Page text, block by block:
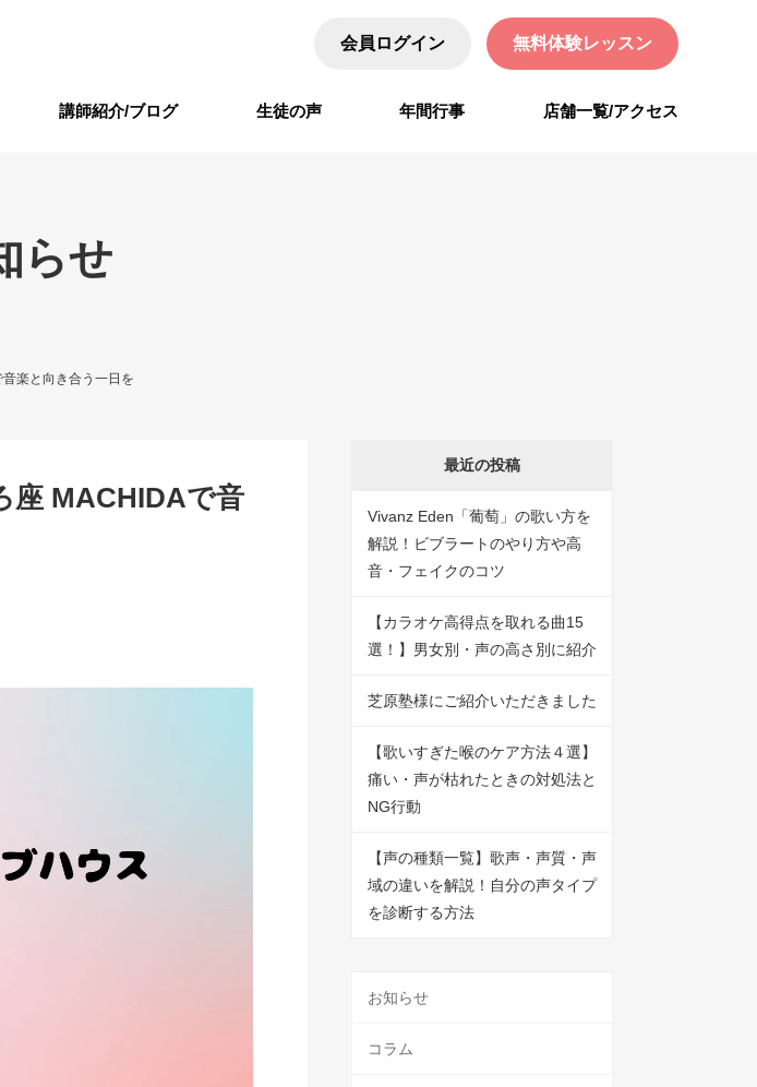
会員ログイン 無料体験レッスン
講師紹介/ブログ 生徒の声 年間行事 店舗一覧/アクセス
らせ
楽と向き合う一日を
座 MACHIDAで音
最近の投稿
Vivanz Eden「葡萄」の歌い方を
解説！ビブラートのやり方や高
音・フェイクのコツ
【カラオケ高得点を取れる曲15
選！】男女別・声の高さ別に紹介
芝原塾様にご紹介いただきました
【歌いすぎた喉のケア方法４選】
痛い・声が枯れたときの対処法と
NG行動
【声の種類一覧】歌声・声質・声
域の違いを解説！自分の声タイプ
を診断する方法
お知らせ
コラム